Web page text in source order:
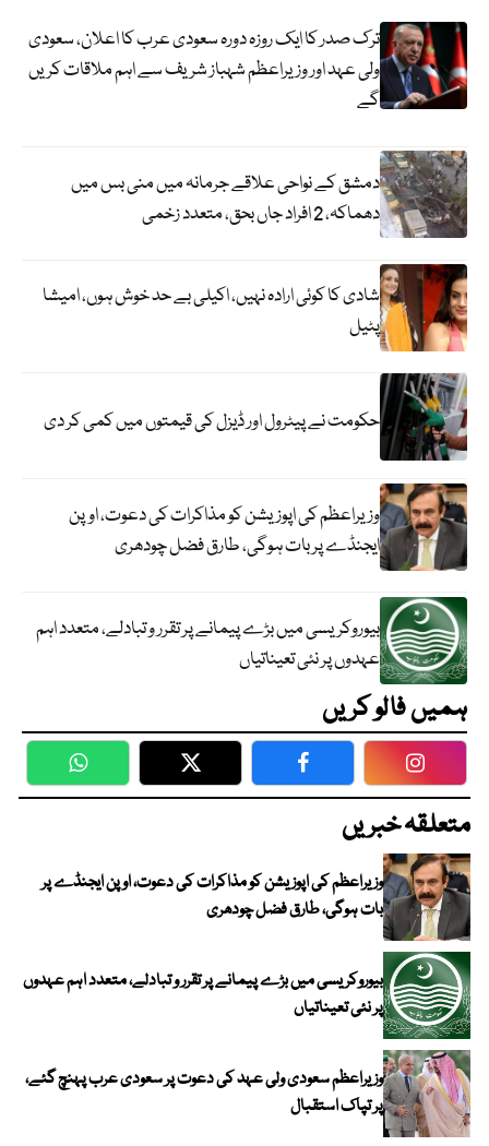
ترک صدر کا ایک روزہ دورہ سعودی عرب کا اعلان، سعودی
ولی عہد اور وزیراعظم شہباز شریف سے اہم ملاقات کریں
گے
دمشق کے نواحی علاقے جرمانہ میں منی بس میں
دھماکہ، 2 افراد جاں بحق، متعدد زخمی
شادی کا کوئی ارادہ نہیں، اکیلی بے حد خوش ہوں، امیشا
پٹیل
حکومت نے پیٹرول اور ڈیزل کی قیمتوں میں کمی کر دی
وزیراعظم کی اپوزیشن کو مذاکرات کی دعوت، اوپن
ایجنڈے پر بات ہوگی، طارق فضل چودھری
بیوروکریسی میں بڑے پیمانے پر تقرر و تبادلے، متعدد اہم
عہدوں پر نئی تعیناتیاں
ہمیں فالو کریں
WhatsApp Twitter Facebook
متعلقہ خبریں
وزیراعظم کی اپوزیشن کو مذاکرات کی دعوت، اوپن ایجنڈے پر
بات ہوگی، طارق فضل چودھری
بیوروکریسی میں بڑے پیمانے پر تقرر و تبادلے، متعدد اہم عہدوں
پر نئی تعیناتیاں
وزیراعظم سعودی ولی عہد کی دعوت پر سعودی عرب پہنچ گئے،
پر تپاک استقبال